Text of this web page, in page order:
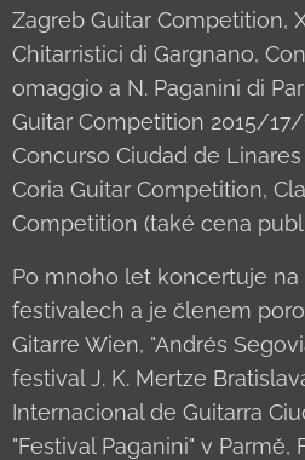
Zagreb Guitar Competition,
Chitarristici di Gargnano,
omaggio a N. Paganini di
Guitar Competition 2015/
Concurso Ciudad de Linares
Coria Guitar Competition,
Competition (také cena
Po mnoho let koncertuje
festivalech a je členem
Gitarre Wien, "Andrés
festival J. K. Mertze
Internacional de Guitarra
"Festival Paganini" v Parmě,